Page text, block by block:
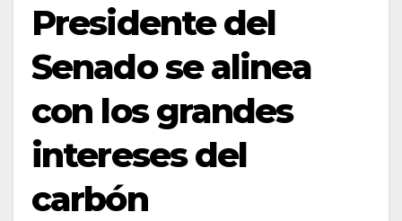
Presidente del
Senado se alinea
con los grandes
intereses del
carbón